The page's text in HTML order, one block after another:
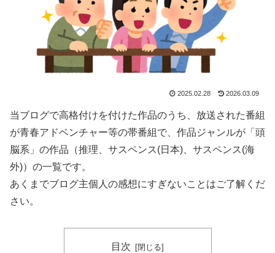
2025.02.28 2026.03.09
当ブログで高格付けを付けた作品のうち、放送された番組
が青春アドベンチャー等の帯番組で、作品ジャンルが「頭
脳系」の作品（推理、サスペンス(日本)、サスペンス(海
外)）の一覧です。
あくまでブログ主個人の感想にすぎないことはご了解くだ
さい。
目次